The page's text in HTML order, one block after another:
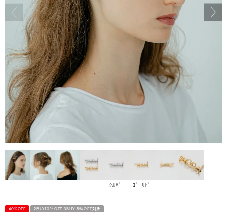
ｼﾙﾊﾞｰ ｺﾞｰﾙﾄﾞ
40%OFF 2BUY10％OFF 3BUY15％OFF対象